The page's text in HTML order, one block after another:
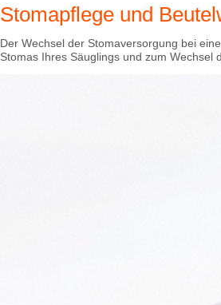
Stomapflege und
Der Wechsel der Stomaversorgung bei
Stomas Ihres Säuglings und zum Wechsel